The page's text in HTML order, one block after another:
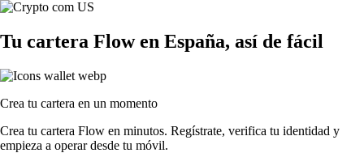
Tu cartera Flow en España, así de fácil
Crea tu cartera en un momento
Crea tu cartera Flow en minutos. Regístrate, verifica tu identidad y
empieza a operar desde tu móvil.